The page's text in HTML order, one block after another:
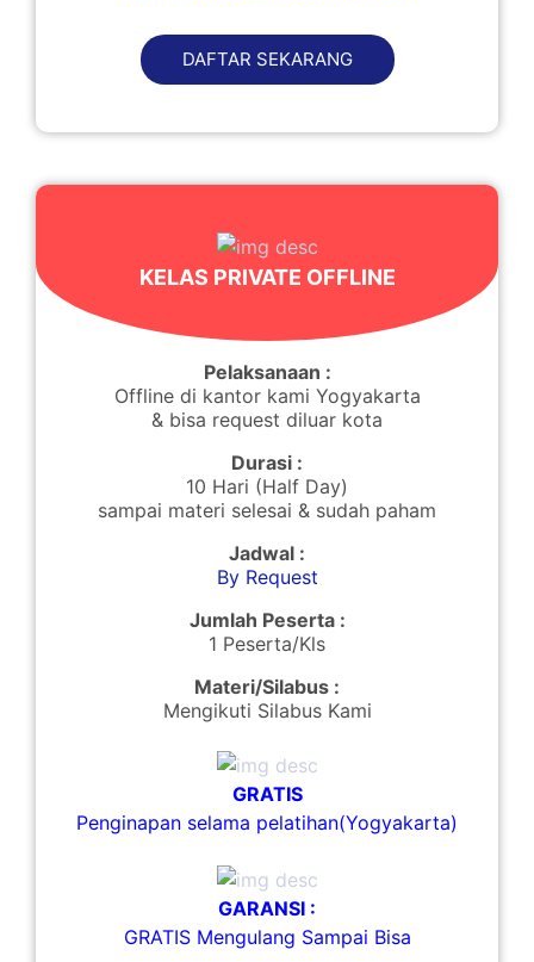
DAFTAR SEKARANG
KELAS PRIVATE OFFLINE
Pelaksanaan :
Offline di kantor kami Yogyakarta
& bisa request diluar kota
Durasi :
10 Hari (Half Day)
sampai materi selesai & sudah paham
Jadwal :
By Request
Jumlah Peserta :
1 Peserta/Kls
Materi/Silabus :
Mengikuti Silabus Kami
GRATIS
Penginapan selama pelatihan(Yogyakarta)
GARANSI :
GRATIS Mengulang Sampai Bisa